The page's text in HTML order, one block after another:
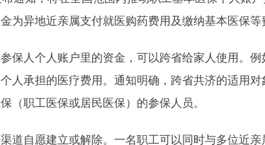
为异地近亲属支付就医购药费用及缴纳基本医保等
人个人账户里的资金，可以跨省给家人使用。例
人承担的医疗费用。通知明确，跨省共济的适用
（职工医保或居民医保）的参保人员。
自愿建立或解除。一名职工可以同时与多位近亲